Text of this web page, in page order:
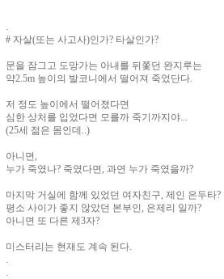
.
# 자살(또는 사고사)인가? 타살인가?
문을 잠그고 도망가는 아내를 뒤쫓던 완지루는
약2.5m 높이의 발코니에서 떨어져 죽었단다.
저 정도 높이에서 떨어졌다면
심한 상처를 입었다면 모를까 죽기까지야...
(25세 젊은 몸인데..)
아니면,
누가 죽였나? 죽였다면, 과연 누가 죽였을까?
마지막 거실에 함께 있었던 여자친구, 제인 은두타?
평소 사이가 좋지 않았던 본부인, 은제리 일까?
아니면 또 다른 제3자?
미스터리는 현재도 계속 된다.
.
.